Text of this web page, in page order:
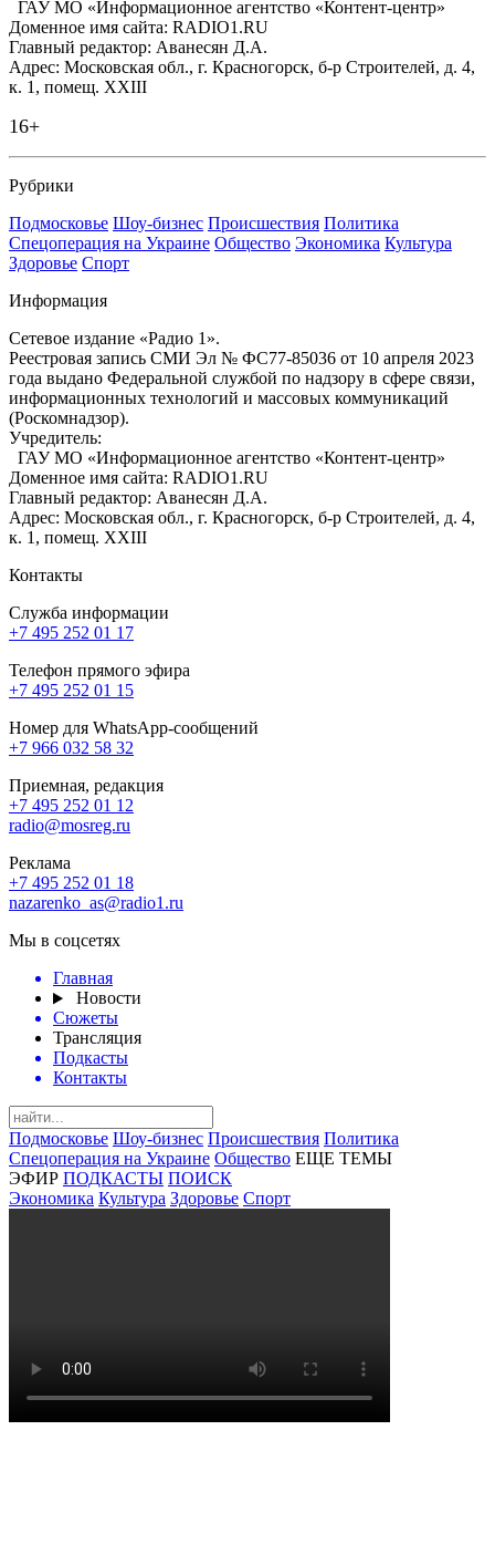
ГАУ МО «Информационное агентство «Контент-центр»
Доменное имя сайта: RADIO1.RU
Главный редактор: Аванесян Д.А.
Адрес: Московская обл., г. Красногорск, б-р Строителей, д. 4,
к. 1, помещ. XXIII
16+
Рубрики
Подмосковье Шоу-бизнес Происшествия Политика
Спецоперация на Украине Общество Экономика Культура
Здоровье Спорт
Информация
Сетевое издание «Радио 1».
Реестровая запись СМИ Эл № ФС77-85036 от 10 апреля 2023
года выдано Федеральной службой по надзору в сфере связи,
информационных технологий и массовых коммуникаций
(Роскомнадзор).
Учредитель:
ГАУ МО «Информационное агентство «Контент-центр»
Доменное имя сайта: RADIO1.RU
Главный редактор: Аванесян Д.А.
Адрес: Московская обл., г. Красногорск, б-р Строителей, д. 4,
к. 1, помещ. XXIII
Контакты
Служба информации
+7 495 252 01 17
Телефон прямого эфира
+7 495 252 01 15
Номер для WhatsApp-сообщений
+7 966 032 58 32
Приемная, редакция
+7 495 252 01 12
radio@mosreg.ru
Реклама
+7 495 252 01 18
nazarenko_as@radio1.ru
Мы в соцсетях
Главная
Новости
Сюжеты
Трансляция
Подкасты
Контакты
Подмосковье Шоу-бизнес Происшествия Политика
Спецоперация на Украине Общество ЕЩЕ ТЕМЫ
ЭФИР ПОДКАСТЫ ПОИСК
Экономика Культура Здоровье Спорт